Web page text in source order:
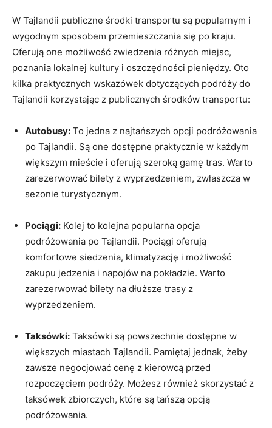
W Tajlandii ​publiczne⁢ środki transportu są popularnym ‌i
wygodnym sposobem przemieszczania się po kraju.
Oferują one⁣ możliwość zwiedzenia⁢ różnych miejsc,​
poznania⁣ lokalnej kultury i oszczędności pieniędzy. ‍Oto
kilka praktycznych wskazówek dotyczących podróży do
Tajlandii korzystając z publicznych środków transportu:
Autobusy: To ⁣jedna z najtańszych opcji podróżowania
po Tajlandii. Są one dostępne praktycznie ⁤w każdym
⁣większym mieście‌ i ‌oferują szeroką ⁤gamę tras. Warto
zarezerwować bilety⁢ z wyprzedzeniem, ‍zwłaszcza w⁤
sezonie turystycznym.
Pociągi: Kolej⁢ to⁣ kolejna ⁣popularna ‍opcja‍
podróżowania po Tajlandii.⁤ Pociągi oferują
komfortowe siedzenia, klimatyzację i możliwość
zakupu jedzenia ​i napojów na pokładzie. Warto
zarezerwować bilety na dłuższe‍ trasy z
wyprzedzeniem.
Taksówki: Taksówki są powszechnie dostępne ‍w
większych ‌miastach Tajlandii. Pamiętaj jednak, żeby
zawsze‌ negocjować cenę z kierowcą⁢ przed
rozpoczęciem ⁣podróży. Możesz również skorzystać z
taksówek zbiorczych, które są tańszą opcją
podróżowania.